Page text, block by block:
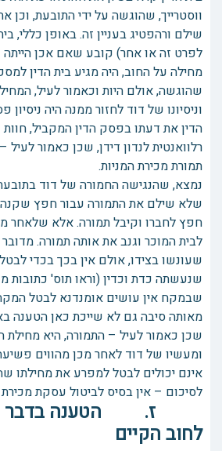
ווסטרייך, שהוגשה על ידי התובעת, וכן
שילם ורהפטיג בעניין זה. באופן כללי,
לפרט זה או אחר) קובע שאם אכן הייתה
מחילה על החוב, היה מגיע בית הדין
שהוגשה, אולם היות וכאמור לעיל,
וניסיונו של דוד לחזור ממנה היה ניסיון
הדין את דעתו בפסק הדין המקביל, חוות
רלוואנטית לנדון דידן, שכן כאמור
תמורת מכירת המניות.
נמצא, שהנגישה החמורה של דוד
שלא שילם את התמורה עבור חפץ
חפץ לחברו וקיבל תמורה. אלא שלאחר
לבית המוכר וגנב את אותה תמורה.
שעונשו בצידו, אולם אין בכך בכדי
שנעשתה כדת וכדין (וראו תוס'
שבמקח אין עושים אומנדנא לבטל
מאותה סיבה גם לא שייכת כאן הטענה
שכן כאמור לעיל – התמורה, היא
ומעשיו של דוד לאחר מכן מהווים
אינם יכולים לבטל למפרע את מחילתו
לסיכום – אין בסיס לביטול עסקת מכירת
ז. הטענה בדבר
לחוב הקיים